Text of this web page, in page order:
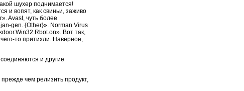
шухер поднимается!
и вопят, как свиньи, заживо
Avast, чуть более
gen. {Other}». Norman Virus
Вот так,
то притихли. Наверное,
и другие
чем релизить продукт,